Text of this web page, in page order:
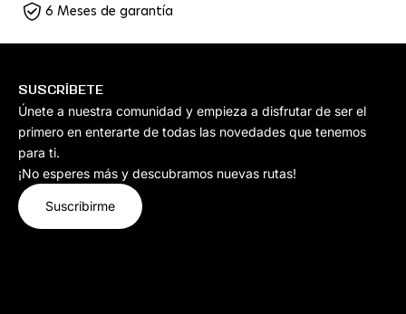
6 Meses de garantía
SUSCRÍBETE
Únete a nuestra comunidad y empieza a disfrutar de ser el
primero en enterarte de todas las novedades que tenemos
para ti.
¡No esperes más y descubramos nuevas rutas!
Suscribirme